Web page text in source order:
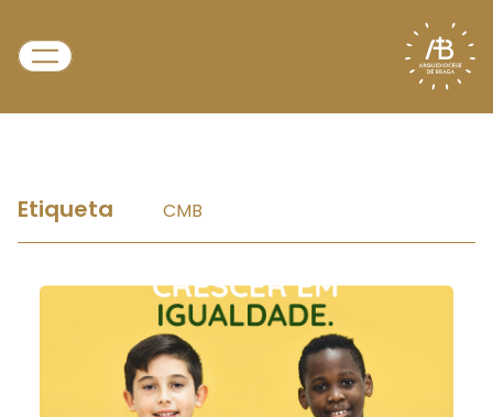
Etiqueta CMB